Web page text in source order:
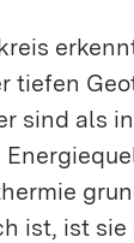
tiefen
sind als
ist, ist sie